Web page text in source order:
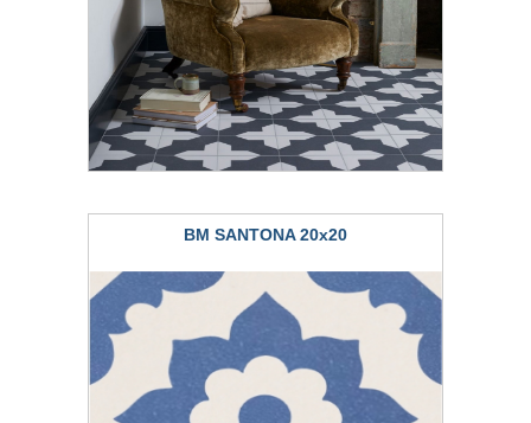
BM SANTONA 20x20